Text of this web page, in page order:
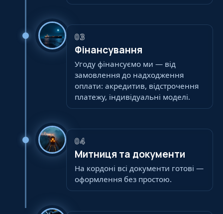
03
Фінансування
Угоду фінансуємо ми — від
замовлення до надходження
оплати: акредитив, відстрочення
платежу, індивідуальні моделі.
04
Митниця та документи
На кордоні всі документи готові —
оформлення без простою.